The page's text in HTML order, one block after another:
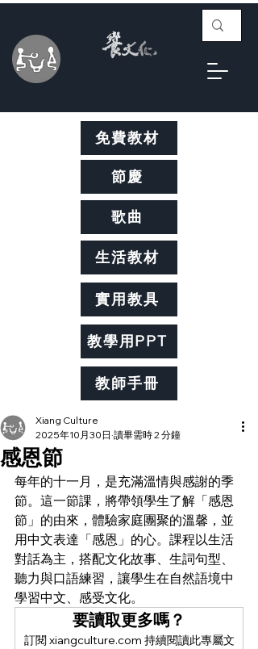
免費教材
實用教具
節慶
生活教材
歌曲
教學用PPT
教師手冊
感恩節
Xiang Culture
2025年10月30日 讀畢需時 2 分鐘
每年的十一月，是充滿溫情與感謝的季
節。這一節課，將帶領學生了解「感恩
節」的由來，體驗家庭團聚的溫馨，並
用中文表達「感恩」的心。課程以生活
對話為主，搭配文化故事、生詞句型、
聽力與口語練習，讓學生在自然語境中
學習中文、感受文化。
要讀取更多嗎？
訂閱 xiangculture.com 持續閱讀此專屬文